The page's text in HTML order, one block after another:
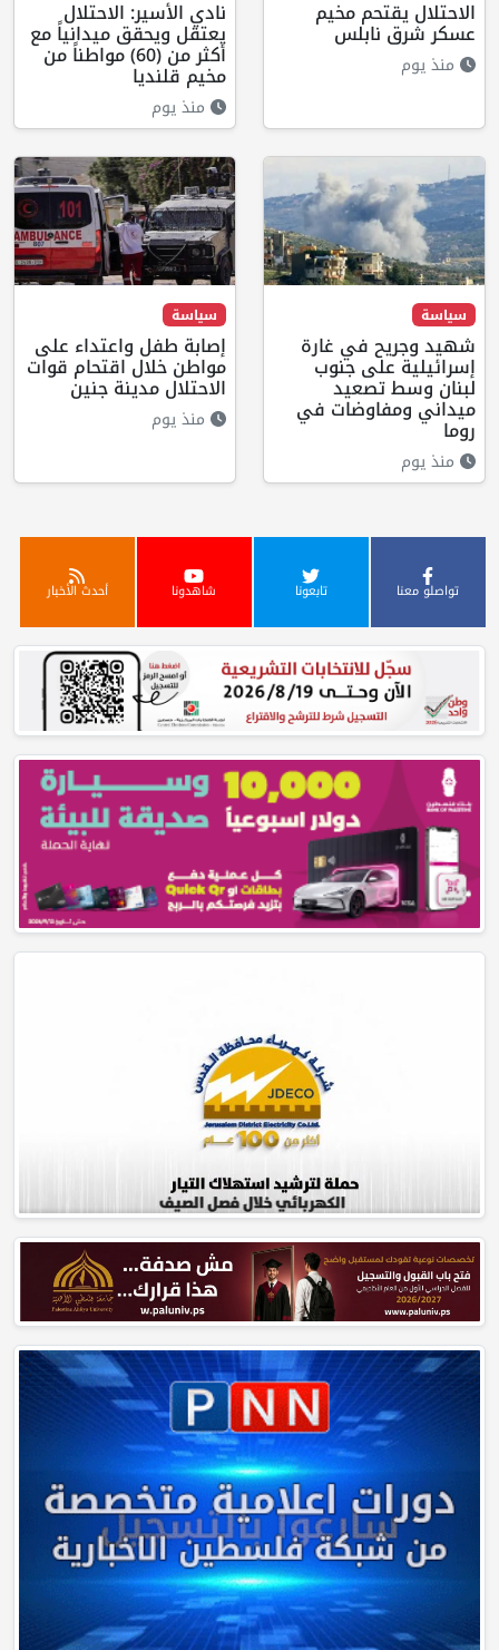
الاحتلال يقتحم مخيم
عسكر شرق نابلس
منذ يوم
نادي الأسير: الاحتلال
يعتقل ويحقق ميدانياً مع
أكثر من (60) مواطناً من
مخيم قلنديا
منذ يوم
سياسة
شهيد وجريح في غارة
إسرائيلية على جنوب
لبنان وسط تصعيد
ميداني ومفاوضات في
روما
منذ يوم
سياسة
إصابة طفل واعتداء على
مواطن خلال اقتحام قوات
الاحتلال مدينة جنين
منذ يوم
تواصلو معنا تابعونا شاهدونا أحدث الأخبار